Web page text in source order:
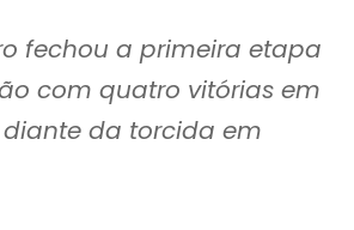
fechou a primeira etapa
com quatro vitórias em
da torcida em